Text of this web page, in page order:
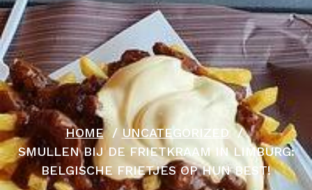
HOME/ UNCATEGORIZED /
SMULLEN BIJ DE FRIETKRAAM IN LIMBURG:
BELGISCHE FRIETJES OP HUN BEST!